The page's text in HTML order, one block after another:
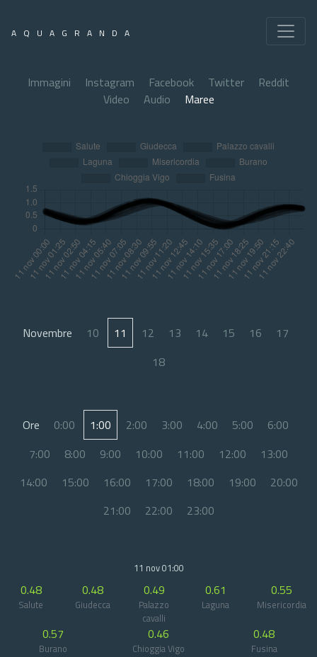
AQUAGRANDA
Immagini Instagram Facebook Twitter
Reddit
Video
Audio Maree
Novembre 10 11 12 13 14 15 16
17
18
Ore 0:00 1:00 2:00 3:00 4:00 5:00
6:00
7:00
8:00 9:00 10:00 11:00 12:00
13:00
14:00
15:00 16:00 17:00 18:00 19:00
20:00
21:00
22:00 23:00
11 nov 01:00
0.48
Salute
0.48
Giudecca
0.49
Palazzo
cavalli
0.61
Laguna
0.55
Misericordia
0.57
Burano
0.46
Chioggia Vigo
0.48
Fusina